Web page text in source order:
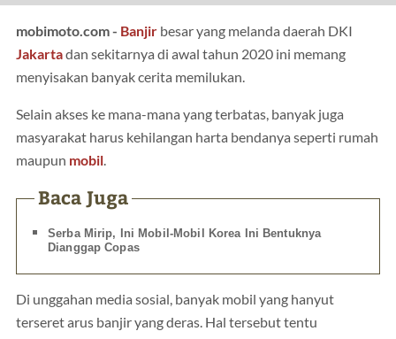
mobimoto.com - Banjir besar yang melanda daerah DKI
Jakartadan sekitarnya di awal tahun 2020 ini memang
menyisakan banyak cerita memilukan.
Selain akses ke mana-mana yang terbatas, banyak juga
masyarakat harus kehilangan harta bendanya seperti rumah
maupun mobil
Baca Juga
Serba Mirip, Ini Mobil-Mobil Korea Ini Bentuknya
Dianggap Copas
Di unggahan media sosial, banyak mobil yang hanyut
terseret arus banjir yang deras. Hal tersebut tentu